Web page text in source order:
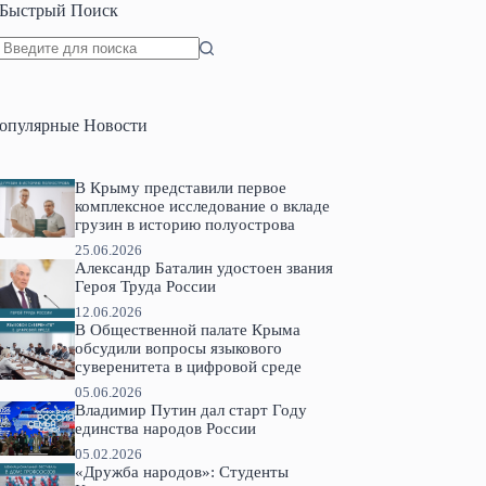
Быстрый Поиск
Новости
В Крыму представили первое
комплексное исследование о вкладе
грузин в историю полуострова
25.06.2026
Александр Баталин удостоен звания
Героя Труда России
12.06.2026
В Общественной палате Крыма
обсудили вопросы языкового
суверенитета в цифровой среде
05.06.2026
Владимир Путин дал старт Году
единства народов России
05.02.2026
«Дружба народов»: Студенты